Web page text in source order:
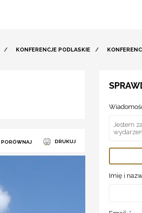
/ KONFERENCJE PODLASKIE /
PORÓWNAJ DRUKUJ
Imię i